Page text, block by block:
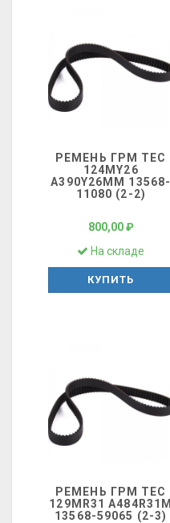
РЕМЕНЬ ГРМ ТЕС
124MY26
A390Y26MM 13568-
11080 (2-2)
800,00 ₽
На складе
КУПИТЬ
РЕМЕНЬ ГРМ ТЕС
129MR31 A484R31M
13568-59065 (2-3)